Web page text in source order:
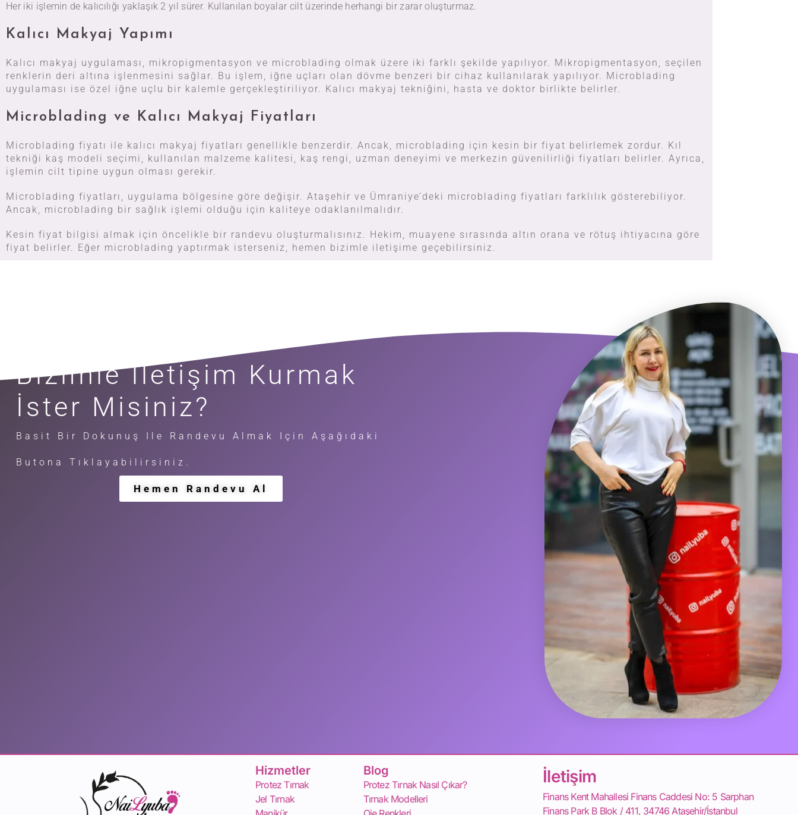
Her iki işlemin de kalıcılığı yaklaşık 2 yıl sürer. Kullanılan boyalar cilt üzerinde herhangi bir zarar oluşturmaz.
Kalıcı Makyaj Yapımı
Kalıcı makyaj uygulaması, mikropigmentasyon ve microblading olmak üzere iki farklı şekilde yapılıyor. Mikropigmentasyon, seçilen
renklerin deri altına işlenmesini sağlar. Bu işlem, iğne uçları olan dövme benzeri bir cihaz kullanılarak yapılıyor. Microblading
uygulaması ise özel iğne uçlu bir kalemle gerçekleştiriliyor. Kalıcı makyaj tekniğini, hasta ve doktor birlikte belirler.
Microblading ve Kalıcı Makyaj Fiyatları
Microblading fiyatı ile kalıcı makyaj fiyatları genellikle benzerdir. Ancak, microblading için kesin bir fiyat belirlemek zordur. Kıl
tekniği kaş modeli seçimi, kullanılan malzeme kalitesi, kaş rengi, uzman deneyimi ve merkezin güvenilirliği fiyatları belirler. Ayrıca,
işlemin cilt tipine uygun olması gerekir.
Microblading fiyatları, uygulama bölgesine göre değişir. Ataşehir ve Ümraniye’deki microblading fiyatları farklılık gösterebiliyor.
Ancak, microblading bir sağlık işlemi olduğu için kaliteye odaklanılmalıdır.
Kesin fiyat bilgisi almak için öncelikle bir randevu oluşturmalısınız. Hekim, muayene sırasında altın orana ve rötuş ihtiyacına göre
fiyat belirler. Eğer microblading yaptırmak isterseniz, hemen bizimle iletişime geçebilirsiniz.
Bizimle İletişim Kurmak
İster Misiniz?
Basit Bir Dokunuş Ile Randevu Almak Için Aşağıdaki
Butona Tıklayabilirsiniz.
Hemen Randevu Al
Hizmetler
Protez Tırnak
Jel Tırnak
Blog
Protez Tırnak Nasıl Çıkar?
Tırnak Modelleri
İletişim
Finans Kent Mahallesi Finans Caddesi No: 5 Sarphan
Finans Park B Blok / 411, 34746 Ataşehir/İstanbul